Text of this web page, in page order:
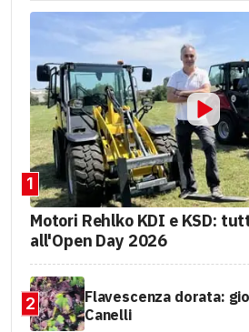
1
Motori Rehlko KDI e KSD:
all'Open Day 2026
2
Flavescenza dorata:
Canelli